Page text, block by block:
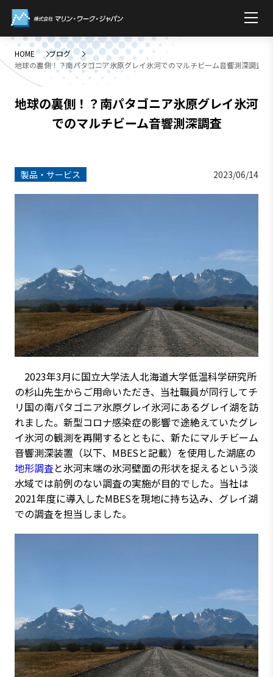
HOME
ブログ
地球の裏側！？南パタゴニア氷原グレイ氷河でのマルチビーム音響測深調査
地球の裏側！？南パタゴニア氷原グレイ氷河
でのマルチビーム音響測深調査
製品・サービス 2023/06/14
2023年3月に国立大学法人北海道大学低温科学研究所
の杉山先生からご用命いただき、当社職員が同行してチ
リ国の南パタゴニア氷原グレイ氷河にあるグレイ湖を訪
れました。新型コロナ感染症の影響で途絶えていたグレ
イ氷河の観測を再開するとともに、新たにマルチビーム
音響測深装置（以下、MBESと記載）を使用した湖底の
地形調査と氷河末端の氷河壁面の形状を捉えるという淡
水域では前例のない調査の実施が目的でした。当社は
2021年度に導入したMBESを現地に持ち込み、グレイ湖
での調査を担当しました。